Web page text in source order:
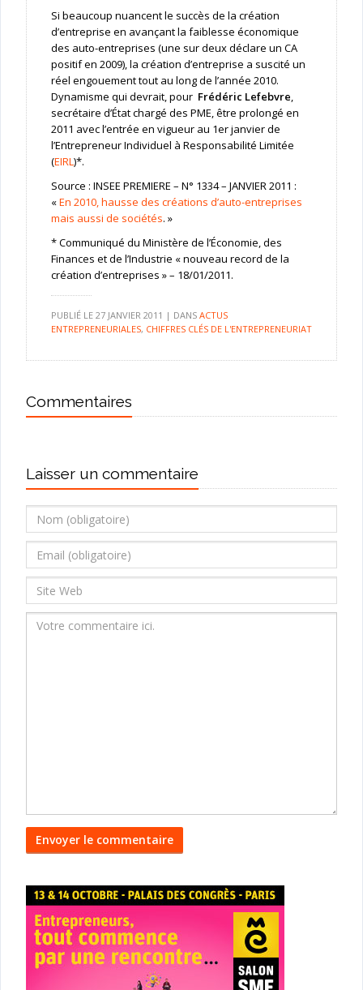
Si beaucoup nuancent le succès de la création
d’entreprise en avançant la faiblesse économique
des auto-entreprises (une sur deux déclare un CA
positif en 2009), la création d’entreprise a suscité un
réel engouement tout au long de l’année 2010.
Dynamisme qui devrait, pour Frédéric Lefebvre,
secrétaire d’État chargé des PME, être prolongé en
2011 avec l’entrée en vigueur au 1er janvier de
l’Entrepreneur Individuel à Responsabilité Limitée
(EIRL)*.
Source : INSEE PREMIERE – N° 1334 – JANVIER 2011 :
«En 2010, hausse des créations d’auto-entreprises
mais aussi de sociétés. »
* Communiqué du Ministère de l’Économie, des
Finances et de l’Industrie « nouveau record de la
création d’entreprises » – 18/01/2011.
PUBLIÉ LE 27 JANVIER 2011 | DANS ACTUS
ENTREPRENEURIALES, CHIFFRES CLÉS DE L'ENTREPRENEURIAT
Commentaires
Laisser un commentaire